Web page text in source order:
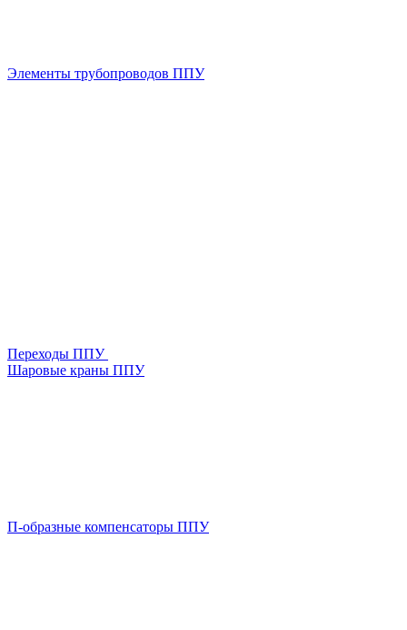
Элементы трубопроводов ППУ
Переходы ППУ
Шаровые краны ППУ
П-образные компенсаторы ППУ